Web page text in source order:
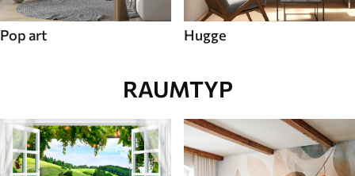
Pop art Hugge
RAUMTYP